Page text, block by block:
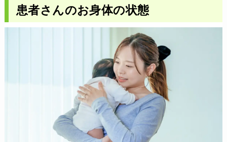
患者さんのお身体の状態